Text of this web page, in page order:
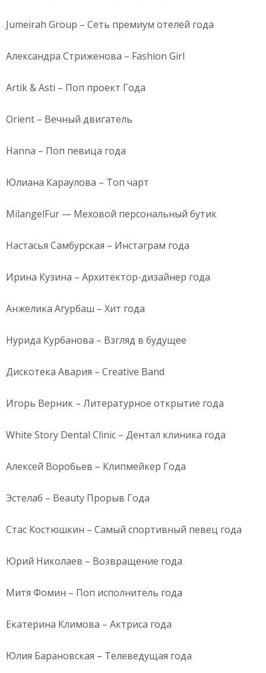
Jumeirah Group – Сеть премиум отелей года
Александра Стриженова – Fashion Girl
Artik & Asti – Поп проект Года
Orient – Вечный двигатель
Hanna – Поп певица года
Юлиана Караулова – Топ чарт
MilangelFur — Меховой персональный бутик
Настасья Самбурская – Инстаграм года
Ирина Кузина – Архитектор-дизайнер года
Анжелика Агурбаш – Хит года
Нурида Курбанова – Взгляд в будущее
Дискотека Авария – Creative Band
Игорь Верник – Литературное открытие года
White Story Dental Clinic – Дентал клиника года
Алексей Воробьев – Клипмейкер Года
Эстелаб – Beauty Прорыв Года
Стас Костюшкин – Самый спортивный певец года
Юрий Николаев – Возвращение года
Митя Фомин – Поп исполнитель года
Екатерина Климова – Актриса года
Юлия Барановская – Телеведущая года